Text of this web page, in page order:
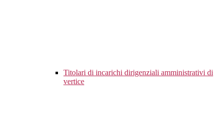
Titolari di incarichi dirigenziali amministrativi di
vertice